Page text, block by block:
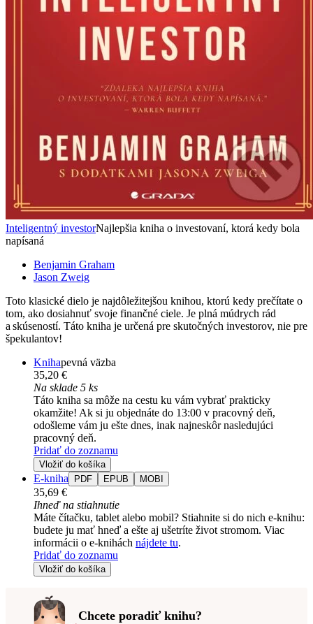
Inteligentný investorNajlepšia kniha o investovaní, ktorá kedy bola
napísaná
Benjamin Graham
Jason Zweig
Toto klasické dielo je najdôležitejšou knihou, ktorú kedy prečítate o
tom, ako dosiahnuť svoje finančné ciele. Je plná múdrych rád
a skúseností. Táto kniha je určená pre skutočných investorov, nie pre
špekulantov!
Knihapevná väzba
35,20 €
Na sklade 5 ks
Táto kniha sa môže na cestu ku vám vybrať prakticky
okamžite! Ak si ju objednáte do 13:00 v pracovný deň,
odošleme vám ju ešte dnes, inak najneskôr nasledujúci
pracovný deň.
Pridať do zoznamu
Vložiť do košíka
E-kniha PDF EPUB MOBI
35,69 €
Ihneď na stiahnutie
Máte čítačku, tablet alebo mobil? Stiahnite si do nich e-knihu:
budete ju mať hneď a ešte aj ušetríte život stromom. Viac
informácii o e-knihách nájdete tu.
Pridať do zoznamu
Vložiť do košíka
Chcete poradiť knihu?